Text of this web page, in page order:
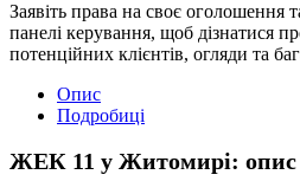
Заявіть права на своє оголошення
панелі керування, щоб дізнатися
потенційних клієнтів, огляди та
Опис
Подробиці
ЖЕК 11 у Житомирі: опис